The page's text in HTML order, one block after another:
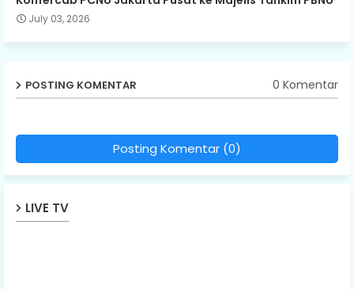
July 03, 2026
POSTING KOMENTAR 0 Komentar
Posting Komentar (0)
LIVE TV